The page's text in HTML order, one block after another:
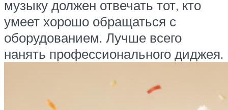
музыку должен отвечать тот, кто
умеет хорошо обращаться с
оборудованием. Лучше всего
нанять профессионального диджея.